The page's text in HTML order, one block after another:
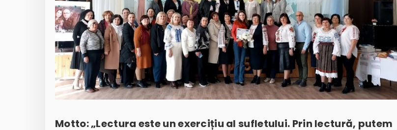
Motto: „Lectura este un exercițiu al sufletului. Prin lectură, putem